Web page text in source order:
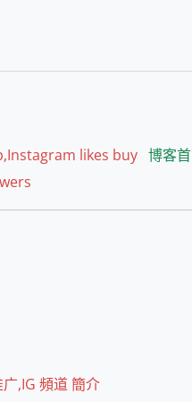
likes buy 博客
,IG 頻道 簡介